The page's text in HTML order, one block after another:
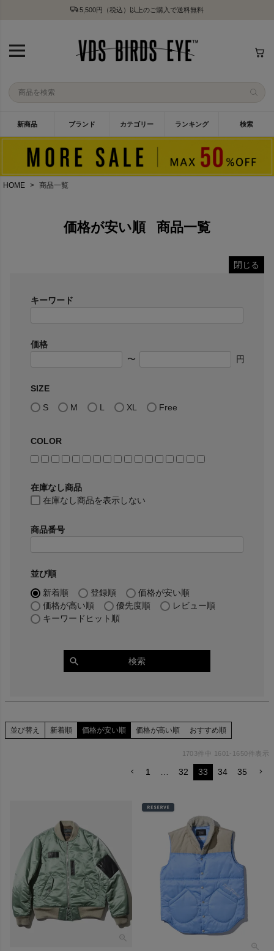
5,500円（税込）以上のご購入で送料無料
新商品 ブランド カテゴリー ランキング 検索
HOME 商品一覧
価格が安い順 商品一覧
閉じる
キーワード
価格
〜
円
SIZE
S
M L XL Free
COLOR
在庫なし商品
在庫なし商品を表示しない
商品番号
並び順
新着順
登録順
価格が安い順
価格が高い順
優先度順
レビュー順
キーワードヒット順
検索
並び替え 新着順 価格が安い順 価格が高い順 おすすめ順
1703 件中 1601 - 1650件表示
1 … 32 33 34 35